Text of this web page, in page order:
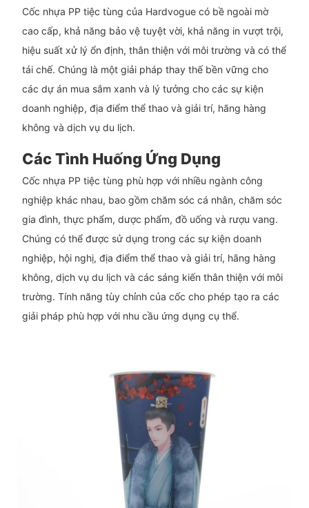
Cốc nhựa PP tiệc tùng của Hardvogue có bề ngoài mờ
cao cấp, khả năng bảo vệ tuyệt vời, khả năng in vượt trội,
hiệu suất xử lý ổn định, thân thiện với môi trường và có thể
tái chế. Chúng là một giải pháp thay thế bền vững cho
các dự án mua sắm xanh và lý tưởng cho các sự kiện
doanh nghiệp, địa điểm thể thao và giải trí, hãng hàng
không và dịch vụ du lịch.
Các Tình Huống Ứng Dụng
Cốc nhựa PP tiệc tùng phù hợp với nhiều ngành công
nghiệp khác nhau, bao gồm chăm sóc cá nhân, chăm sóc
gia đình, thực phẩm, dược phẩm, đồ uống và rượu vang.
Chúng có thể được sử dụng trong các sự kiện doanh
nghiệp, hội nghị, địa điểm thể thao và giải trí, hãng hàng
không, dịch vụ du lịch và các sáng kiến ​​thân thiện với môi
trường. Tính năng tùy chỉnh của cốc cho phép tạo ra các
giải pháp phù hợp với nhu cầu ứng dụng cụ thể.